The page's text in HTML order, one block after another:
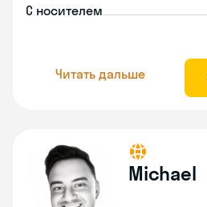
С носителем
Читать дальше
Michael